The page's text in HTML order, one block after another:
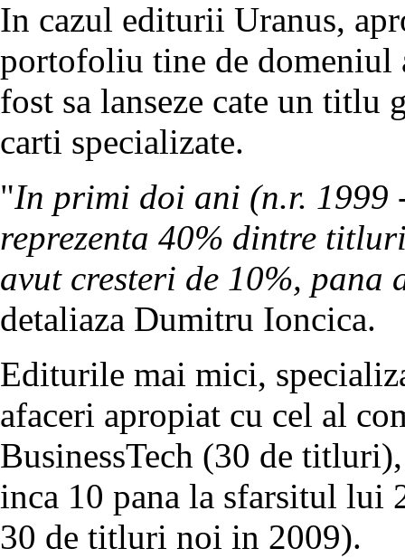
In cazul editurii Uranus,
portofoliu tine de domeniul
fost sa lanseze cate un titlu
carti specializate.
"In primi doi ani (n.r. 1999
reprezenta 40% dintre
avut cresteri de 10%, pana
detaliaza Dumitru Ioncica.
Editurile mai mici,
afaceri apropiat cu cel al
BusinessTech (30 de
inca 10 pana la sfarsitul
30 de titluri noi in 2009).